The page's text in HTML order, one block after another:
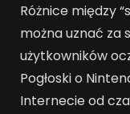
Różnice między
można uznać za
użytkowników
Pogłoski o
Internecie od